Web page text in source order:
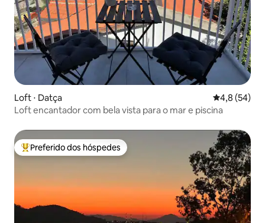
Loft ⋅ Datça 4,8 de uma
4,8 (54)
Loft encantador com bela vista para o mar e piscina
Entre os melhores preferidos dos hóspedes
Preferido dos hóspedes